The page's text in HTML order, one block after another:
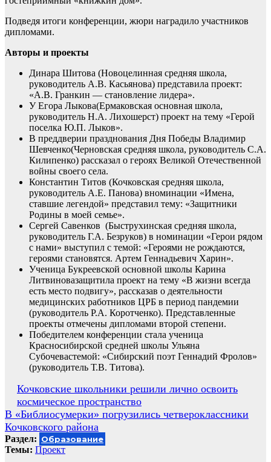
Подведя итоги конференции, жюри наградило участников
дипломами.
Авторы и проекты
Динара Шитова (Новоцелинная средняя школа,
руководитель А.В. Касьянова) представила проект:
«А.В. Гранкин — становление лидера».
У Егора Лыкова(Ермаковская основная школа,
руководитель Н.А. Лихошерст) проект на тему «Герой
поселка Ю.П. Лыков».
В преддверии празднования Дня Победы Владимир
Шевченко(Черновская средняя школа, руководитель С.А.
Килипенко) рассказал о героях Великой Отечественной
войны своего села.
Константин Титов (Кочковская средняя школа,
руководитель А.Е. Панова) вноминации «Имена,
ставшие легендой» представил тему: «Защитники
Родины в моей семье».
Сергей Савенков (Быструхинская средняя школа,
руководитель Г.А. Безруков) в номинации «Герои рядом
с нами» выступил с темой: «Героями не рождаются,
героями становятся. Артем Геннадьевич Харин».
Ученица Букреевской основной школы Карина
Литвиновазащитила проект на тему «В жизни всегда
есть место подвигу», рассказав о деятельности
медицинских работников ЦРБ в период пандемии
(руководитель Р.А. Коротченко). Представленные
проекты отмечены дипломами второй степени.
Победителем конференции стала ученица
Красносибирской средней школы Ульяна
Субочевастемой: «Сибирский поэт Геннадий Фролов»
(руководитель Т.В. Титова).
Навигация
по
записям
Кочковские школьники решили лично освоить
космическое пространство
В «Библиосумерки» погрузились четвероклассники
Кочковского района
Раздел: Образование
Темы: Проект